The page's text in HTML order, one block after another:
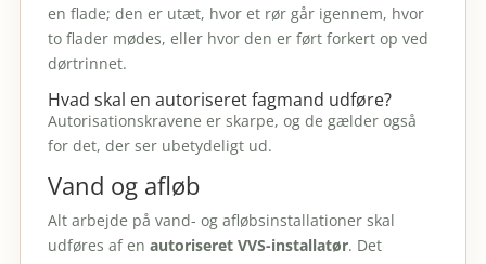
en flade; den er utæt, hvor et rør går igennem, hvor
to flader mødes, eller hvor den er ført forkert op ved
dørtrinnet.
Hvad skal en autoriseret fagmand udføre?
Autorisationskravene er skarpe, og de gælder også
for det, der ser ubetydeligt ud.
Vand og afløb
Alt arbejde på vand- og afløbsinstallationer skal
udføres af en autoriseret VVS-installatør. Det